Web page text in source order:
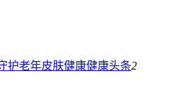
护老年皮肤健康健康头条2